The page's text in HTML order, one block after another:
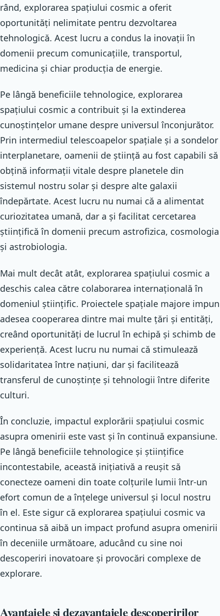
rând, explorarea spațiului cosmic a oferit
oportunități nelimitate pentru dezvoltarea
tehnologică. Acest lucru a condus la inovații în
domenii precum comunicațiile, transportul,
medicina și chiar producția de energie.
Pe lângă beneficiile tehnologice, explorarea
spațiului cosmic a contribuit și la extinderea
cunoștințelor umane despre universul înconjurător.
Prin intermediul telescoapelor spațiale și a sondelor
interplanetare, oamenii de știință au fost capabili să
obțină informații vitale despre planetele din
sistemul nostru solar și despre alte galaxii
îndepărtate. Acest lucru nu numai că a alimentat
curiozitatea umană, dar a și facilitat cercetarea
științifică în domenii precum astrofizica, cosmologia
și astrobiologia.
Mai mult decât atât, explorarea spațiului cosmic a
deschis calea către colaborarea internațională în
domeniul științific. Proiectele spațiale majore impun
adesea cooperarea dintre mai multe țări și entități,
creând oportunități de lucrul în echipă și schimb de
experiență. Acest lucru nu numai că stimulează
solidaritatea între națiuni, dar și facilitează
transferul de cunoștințe și tehnologii între diferite
culturi.
În concluzie, impactul explorării spațiului cosmic
asupra omenirii este vast și în continuă expansiune.
Pe lângă beneficiile tehnologice și științifice
incontestabile, această inițiativă a reușit să
conecteze oameni din toate colțurile lumii într-un
efort comun de a înțelege universul și locul nostru
în el. Este sigur că explorarea spațiului cosmic va
continua să aibă un impact profund asupra omenirii
în deceniile următoare, aducând cu sine noi
descoperiri inovatoare și provocări complexe de
explorare.
Avantajele și dezavantajele descoperirilor